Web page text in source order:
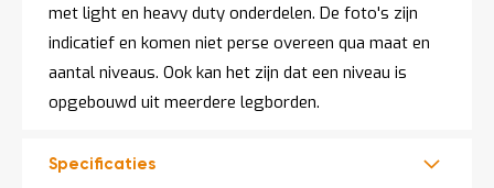
met light en heavy duty onderdelen. De foto's zijn
indicatief en komen niet perse overeen qua maat en
aantal niveaus. Ook kan het zijn dat een niveau is
opgebouwd uit meerdere legborden.
Specificaties